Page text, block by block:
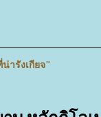
ารังเกียจ"